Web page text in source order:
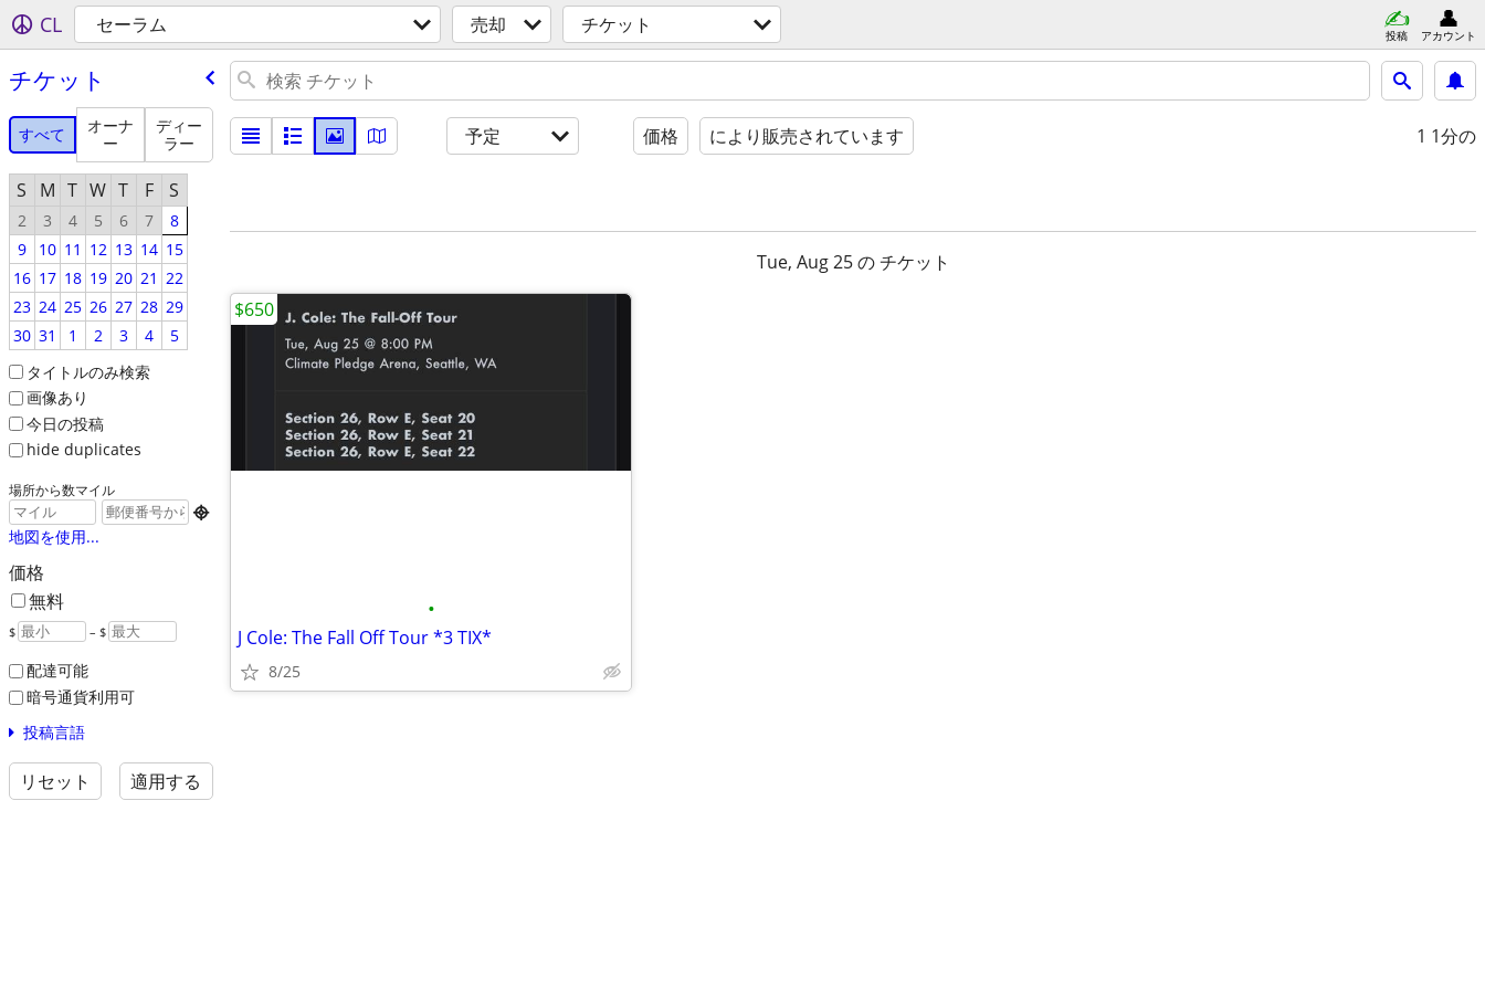
CL セーラム 売却 チケット 投稿 アカウント
チケット
すべて
オーナ
ー
ディー
ラー
S M T W T F S
2 3 4 5 6 7
8
9
10 11 12 13 14 15
16 17 18 19 20 21 22
23 24 25 26 27 28 29
30 31 1 2 3 4
5
タイトルのみ検索
画像あり
今日の投稿
hide duplicates
場所から数マイル

地図を使用...
価格
無料
$ – $
配達可能
暗号通貨利用可
投稿言語
リセット 適用する
予定 価格 により販売されています 1 1分の
Tue, Aug 25 の チケット
•
J Cole: The Fall Off Tour *3 TIX*
8/25
$650